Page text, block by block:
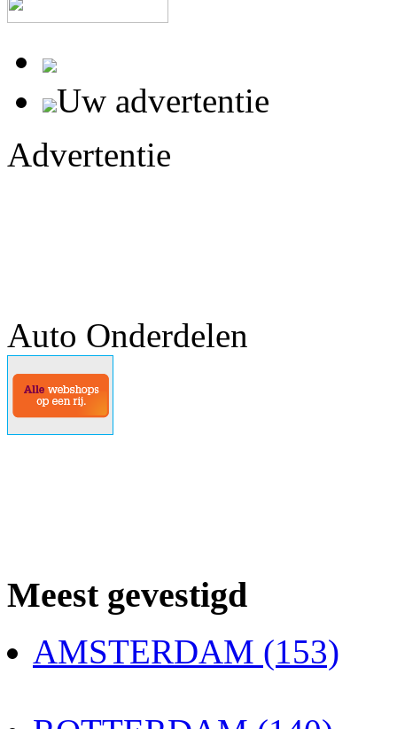
Uw advertentie
Advertentie
Auto Onderdelen
Meest gevestigd
AMSTERDAM (153)